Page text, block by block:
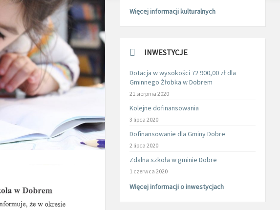
Więcej informacji kulturalnych
INWESTYCJE
Dotacja w wysokości 72 900,00 zł dla
Gminnego Żłobka w Dobrem
21 sierpnia 2020
Kolejne dofinansowania
3 lipca 2020
Dofinansowanie dla Gminy Dobre
2 lipca 2020
Zdalna szkoła w gminie Dobre
1 czerwca 2020
Więcej informacji o inwestycjach